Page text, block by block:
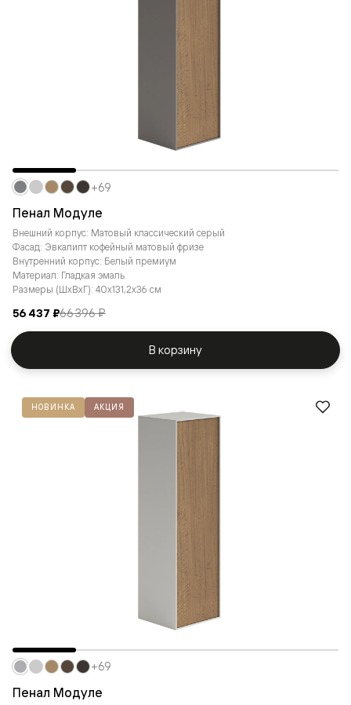
Пенал Модуле
Внешний корпус: Матовый классический серый
Фасад: Эвкалипт кофейный матовый фризе
Внутренний корпус: Белый премиум
Материал: Гладкая эмаль
Размеры (ШxВxГ): 40x131,2x36 см
56 437 ₽66 396 ₽
+69
В корзину
НОВИНКА АКЦИЯ
Пенал Модуле
+69